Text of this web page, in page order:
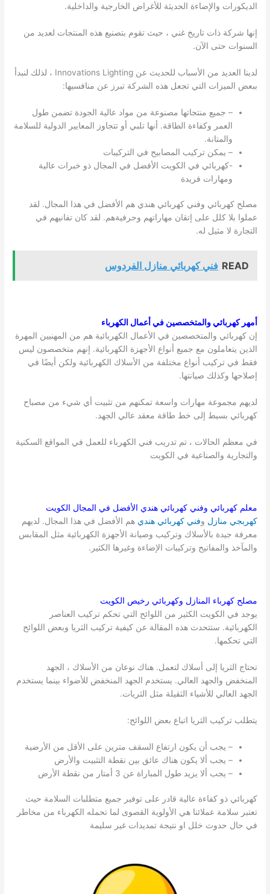
الديكورات والإضاءة الحديثة للأغراض الخارجية والداخلية.
إنها شركة ذات تاريخ غني ، حيث تقوم بتصنيع هذه المنتجات لعديد من
السنوات حتى الآن.
لدينا العديد من الأسباب للحديث عن Innovations Lighting ، لذلك لنبدأ
ببعض الميزات التي تجعل هذه الشركة تبرز عن منافسيها:
– جميع منتجاتها مصنوعة من مواد عالية الجودة تضمن طول
العمر وكفاءة الطاقة. أنها تلبي أو تتجاوز المعايير الدولية للسلامة
والمتانة.
– يمكن تركيب المصابيح في التركيبات
-كهربائي في الكويت الأفضل في المجال ذو خبرات عالية
ومهارات فريدة
مصلح كهربائي وفني كهربائي هندي هم الأفضل في هذا المجال. لقد
عملوا بلا كلل على إتقان مهاراتهم وحرفيةهم. لقد كان تفانيهم في
التجارة لا مثيل له.
READ فني كهربائي منازل الفردوس
أمهر كهربائي والمتخصصين في أعمال الكهرباء
إن كهربائي والمتخصصين في الأعمال الكهربائية هم من المهنيين المهرة
الذين يتعاملون مع جميع أنواع الأجهزة الكهربائية. إنهم متخصصون ليس
فقط في تركيب أنواع مختلفة من الأسلاك الكهربائية ولكن أيضًا في
إصلاحها وكذلك صيانتها.
لديهم مجموعة مهارات واسعة تمكنهم من تثبيت أي شيء من مصباح
كهربائي بسيط إلى خط طاقة معقد عالي الجهد.
في معظم الحالات ، تم تدريب فني الكهرباء للعمل في المواقع السكنية
والتجارية والصناعية في الكويت
معلم كهربائي وفني كهربائي هندي الأفضل في المجال الكويت
كهربجي منازل وفني كهربائي هندي هم الأفضل في هذا المجال. لديهم
معرفة جيدة بالأسلاك وتركيب وصيانة الأجهزة الكهربائية مثل المقابس
والمآخذ والمفاتيح وتركيبات الإضاءة وغيرها الكثير.
مصلح كهرباء المنازل وكهربائي رخيص الكويت
يوجد في الكويت الكثير من اللوائح التي تحكم تركيب العناصر
الكهربائية. ستتحدث هذه المقالة عن كيفية تركيب الثريا وبعض اللوائح
التي تحكمها.
تحتاج الثريا إلى أسلاك لتعمل. هناك نوعان من الأسلاك ، الجهد
المنخفض والجهد العالي. يستخدم الجهد المنخفض للأضواء بينما يستخدم
الجهد العالي للأشياء الثقيلة مثل الثريات.
يتطلب تركيب الثريا اتباع بعض اللوائح:
– يجب أن يكون ارتفاع السقف مترين على الأقل من الأرضية
– يجب ألا يكون هناك عائق بين نقطة التثبيت والأرض
– يجب ألا يزيد طول المباراة عن 3 أمتار من نقطة الأرض
كهربائي ذو كفاءة عالية قادر على توفير جميع متطلبات السلامة حيث
تعتبر سلامة عملائنا هي الأولوية القصوى لما تحمله الكهرباء من مخاطر
في حال حدوث خلل او نتيجة تمديدات غير سليمة